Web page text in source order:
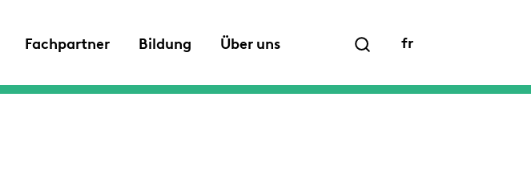
Fachpartner Bildung Über uns fr